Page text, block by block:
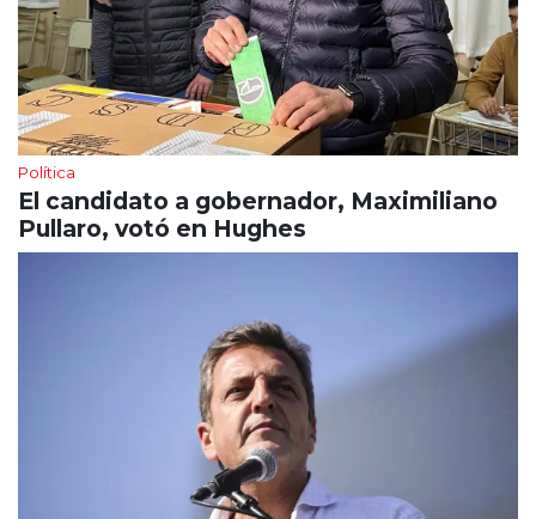
Política
El candidato a gobernador, Maximiliano
Pullaro, votó en Hughes